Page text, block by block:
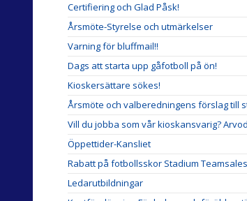
Certifiering och Glad Påsk!
Årsmöte-Styrelse och utmärkelser
Varning för bluffmail!!
Dags att starta upp gåfotboll på ön!
Kioskersättare sökes!
Årsmöte och valberedningens förslag till
Vill du jobba som vår kioskansvarig?
Öppettider-Kansliet
Rabatt på fotbollsskor Stadium Teamsales
Ledarutbildningar